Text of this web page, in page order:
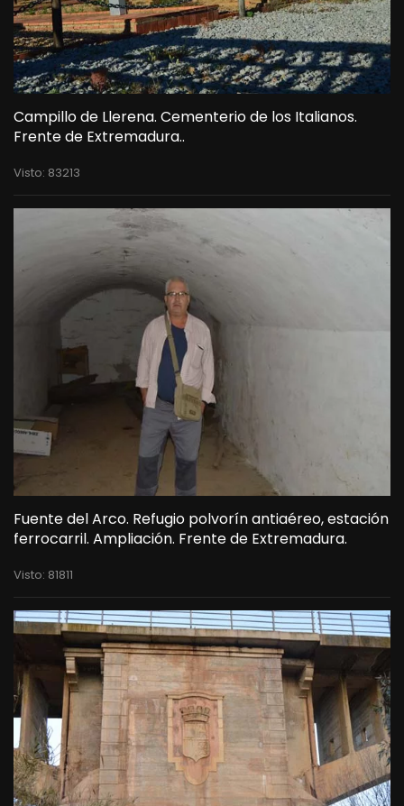
Campillo de Llerena. Cementerio de los Italianos.
Frente de Extremadura..
Visto: 83213
Fuente del Arco. Refugio polvorín antiaéreo, estación
ferrocarril. Ampliación. Frente de Extremadura.
Visto: 81811